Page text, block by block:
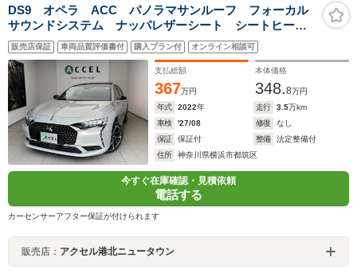
DS9 オペラ ACC パノラマサンルーフ フォーカル
サウンドシステム ナッパレザーシート シートヒータ
ー ナビTV カメラ カープレイ対応ディスプレイ ス
マートキー ワイヤレスチャージ ドラレコ LEDヘッ
ドライト
販売店保証 車両品質評価書付 購入プラン付 オンライン相談可
支払総額
367万円
本体価格
348.8万円
年式
2022年 走行 3.5万km
車検
'27/08 修復
なし
保証
保証付 整備
法定整備付
住所
神奈川県横浜市都筑区
今すぐ在庫確認・見積依頼
電話する
カーセンサーアフター保証が付けられます
販売店： アクセル港北ニュータウン